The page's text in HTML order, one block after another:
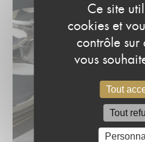
Ce site
cookies et
contrôle sur
vous
Tout
Tout